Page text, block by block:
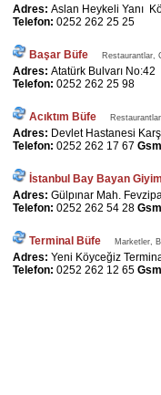
Adres: Aslan Heykeli Yanı
Telefon: 0252 262 25 25
Başar Büfe Restaurantlar,
Adres: Atatürk Bulvarı
Telefon: 0252 262 25 98
Acıktım Büfe
Adres: Devlet Hastanesi
Telefon: 0252 262 17 67
İstanbul Bay Bayan Giyim
Adres: Gülpınar Mah.
Telefon: 0252 262 54 28
Terminal Büfe Marketler,
Adres: Yeni Köyceğiz
Telefon: 0252 262 12 65